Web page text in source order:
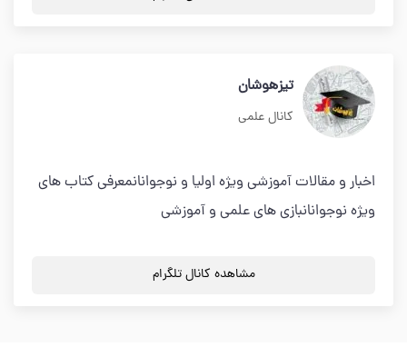
تیزهوشان
کانال علمی
اخبار و مقالات آموزشی ویژه اولیا و نوجوانانمعرفی کتاب های
ویژه نوجوانانبازی های علمی و آموزشی
مشاهده کانال تلگرام